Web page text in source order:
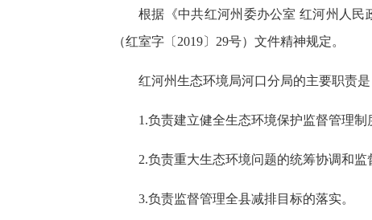
根据《中共红河州委办公室 红河州人民
（红室字〔2019〕29号）文件精神规定。
红河州生态环境局河口分局的主要职责是
1.负责建立健全生态环境保护监督管理制
2.负责重大生态环境问题的统筹协调和
3.负责监督管理全县减排目标的落实。